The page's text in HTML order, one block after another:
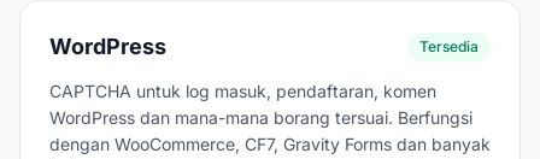
WordPress Tersedia
CAPTCHA untuk log masuk, pendaftaran, komen
WordPress dan mana-mana borang tersuai. Berfungsi
dengan WooCommerce, CF7, Gravity Forms dan banyak